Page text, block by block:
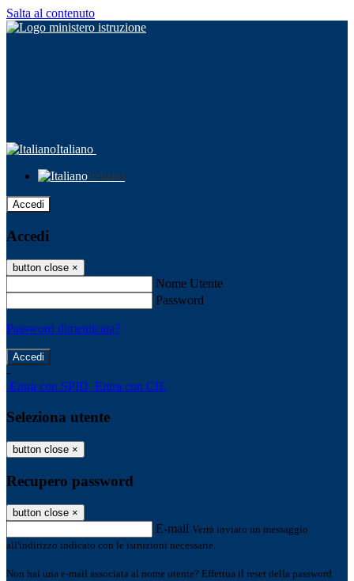
Salta al contenuto
Italiano
Italiano
Accedi
Accedi
button close ×
Nome Utente
Password
Password dimenticata?
-
Entra con SPID Entra con CIE
Seleziona utente
button close ×
Recupero password
button close ×
E-mail Verrà inviato un messaggio
all'indirizzo indicato con le istruzioni necessarie.
Non hai una e-mail associata al nome utente? Effettua il reset della password